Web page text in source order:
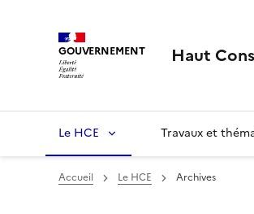
GOUVERNEMENT Haut
Le HCE Travaux et
Accueil Le HCE Archives